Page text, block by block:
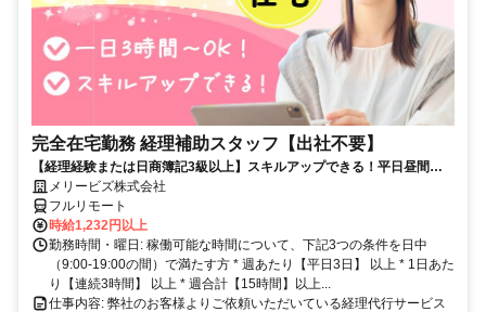
完全在宅勤務 経理補助スタッフ【出社不要】
【経理経験または日商簿記3級以上】スキルアップできる！平日昼間３h
～。完全在宅で育児・介護中の方も大歓迎♪
メリービズ株式会社
フルリモート
時給1,232円以上
勤務時間・曜日: 稼働可能な時間について、下記3つの条件を日中
（9:00-19:00の間）で満たす方 * 週あたり【平日3日】 以上 * 1日あた
り【連続3時間】 以上 * 週合計【15時間】以上...
仕事内容: 弊社のお客様よりご依頼いただいている経理代行サービス